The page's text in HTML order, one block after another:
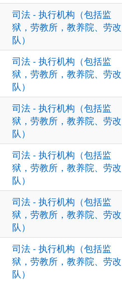
司法 - 执行机构（包括监
狱，劳教所，教养院、劳改
队）
司法 - 执行机构（包括监
狱，劳教所，教养院、劳改
队）
司法 - 执行机构（包括监
狱，劳教所，教养院、劳改
队）
司法 - 执行机构（包括监
狱，劳教所，教养院、劳改
队）
司法 - 执行机构（包括监
狱，劳教所，教养院、劳改
队）
司法 - 执行机构（包括监
狱，劳教所，教养院、劳改
队）